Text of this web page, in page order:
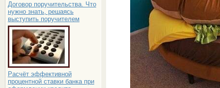
Договор поручительства. Что
нужно знать, решаясь
выступить поручителем
Расчёт эффективной
процентной ставки банка при